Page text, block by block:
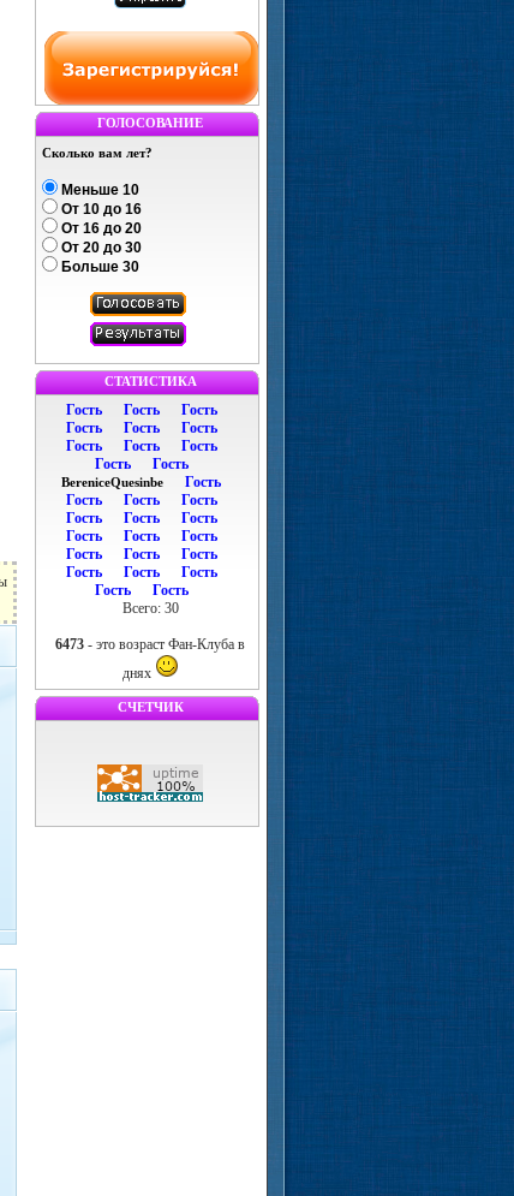
ГОЛОСОВАНИЕ
Сколько вам лет?
Меньше 10
От 10 до 16
От 16 до 20
От 20 до 30
Больше 30
СТАТИСТИКА
Гость Гость
Гость
Гость
Гость
Гость
Гость
Гость
Гость
Гость
Гость
BereniceQuesinbe
Гость
Гость
Гость
Гость
Гость
Гость
Гость
Гость
Гость
Гость
Гость
Гость
Гость
Гость
Гость
Гость
Гость
Гость
Всего: 30
6473 - это возраст Фан-Клуба в
днях
СЧЕТЧИК